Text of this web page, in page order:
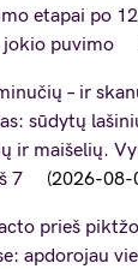
etapai po
jokio puvimo
– ir
sūdytų
ir maišelių.
7
2026-08-
prieš
apdorojau